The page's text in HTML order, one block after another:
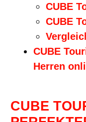
CUBE
CUBE
CUBE
Herren
CUBE